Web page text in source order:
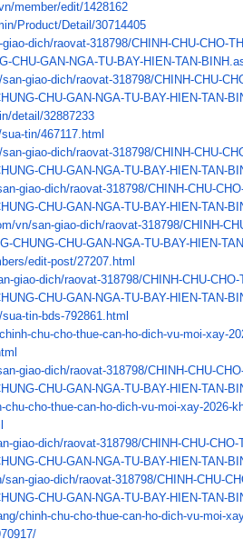
member/edit/1428162
Product/Detail/30714405
dich/raovat-318798/CHINH-CHU-CHO-
CHU-GAN-NGA-TU-BAY-HIEN-TAN-
giao-dich/raovat-318798/CHINH-CHU-
CHU-GAN-NGA-TU-BAY-HIEN-TAN-
detail/32887233
tin/467117.html
giao-dich/raovat-318798/CHINH-CHU-
CHU-GAN-NGA-TU-BAY-HIEN-TAN-
giao-dich/raovat-318798/CHINH-CHU-
CHU-GAN-NGA-TU-BAY-HIEN-TAN-
vn/san-giao-dich/raovat-318798/CHINH-
CHUNG-CHU-GAN-NGA-TU-BAY-HIEN-
edit-post/27207.html
giao-dich/raovat-318798/CHINH-CHU-
CHU-GAN-NGA-TU-BAY-HIEN-TAN-
tin-bds-792861.html
chinh-chu-cho-thue-can-ho-dich-vu-moi-xay-
giao-dich/raovat-318798/CHINH-CHU-
CHU-GAN-NGA-TU-BAY-HIEN-TAN-
chu-cho-thue-can-ho-dich-vu-moi-xay-2026-
giao-dich/raovat-318798/CHINH-CHU-CHO-
CHU-GAN-NGA-TU-BAY-HIEN-TAN-
san-giao-dich/raovat-318798/CHINH-CHU-
CHU-GAN-NGA-TU-BAY-HIEN-TAN-
chinh-chu-cho-thue-can-ho-dich-vu-moi-